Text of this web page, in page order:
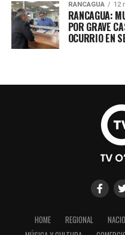
RANCAGUA 12
RANCAGUA:
POR GRAVE
OCURRIO EN
HOME REGIONAL